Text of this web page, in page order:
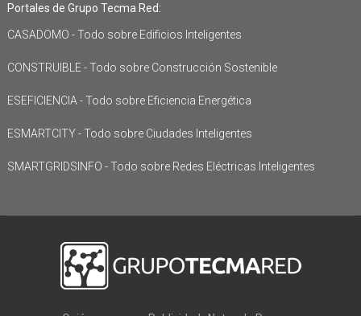
Portales de Grupo Tecma Red:
CASADOMO - Todo sobre Edificios Inteligentes
CONSTRUIBLE - Todo sobre Construcción Sostenible
ESEFICIENCIA - Todo sobre Eficiencia Energética
ESMARTCITY - Todo sobre Ciudades Inteligentes
SMARTGRIDSINFO - Todo sobre Redes Eléctricas Inteligentes